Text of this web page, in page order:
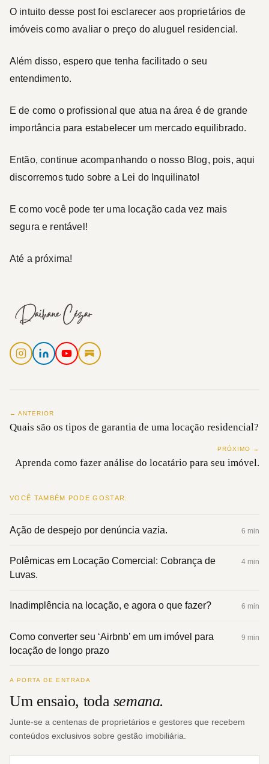
O intuito desse post foi esclarecer aos proprietários de
imóveis como avaliar o preço do aluguel residencial.
Além disso, espero que tenha facilitado o seu
entendimento.
E de como o profissional que atua na área é de grande
importância para estabelecer um mercado equilibrado.
Então, continue acompanhando o nosso Blog, pois, aqui
discorremos tudo sobre a Lei do Inquilinato!
E como você pode ter uma locação cada vez mais
segura e rentável!
Até a próxima!
← ANTERIOR
Quais são os tipos de garantia de uma locação residencial?
PRÓXIMO →
Aprenda como fazer análise do locatário para seu imóvel.
VOCÊ TAMBÉM PODE GOSTAR:
Ação de despejo por denúncia vazia. 6 min
Polêmicas em Locação Comercial: Cobrança de
Luvas.
4 min
Inadimplência na locação, e agora o que fazer? 6 min
Como converter seu ‘Airbnb’ em um imóvel para
locação de longo prazo
9 min
A PORTA DE ENTRADA
Um ensaio, toda semana.
Junte-se a centenas de proprietários e gestores que recebem
conteúdos exclusivos sobre gestão imobiliária.